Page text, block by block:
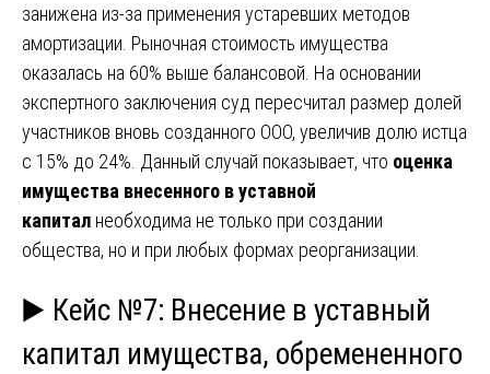
занижена из-за применения устаревших методов
амортизации. Рыночная стоимость имущества
оказалась на 60% выше балансовой. На основании
экспертного заключения суд пересчитал размер долей
участников вновь созданного ООО, увеличив долю истца
с 15% до 24%. Данный случай показывает, что оценка
имущества внесенного в уставной
капитал необходима не только при создании
общества, но и при любых формах реорганизации.
▶️ Кейс №7: Внесение в уставный
капитал имущества, обремененного